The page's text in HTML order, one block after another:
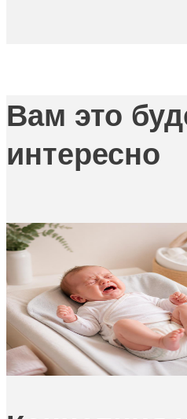
Вам это
интересно